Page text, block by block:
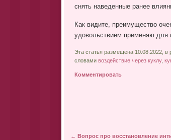
снять наведенные ранее
Как видите, преимущество
удовольствием применяю для
Эта статья размещена 10.08.2022, в
словами воздействие через куклу,
Комментировать
Post navigation
← Вопрос про восстановление